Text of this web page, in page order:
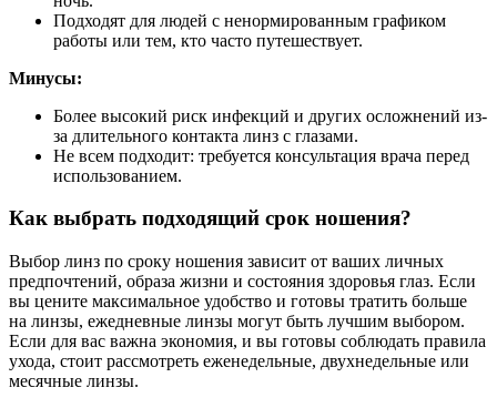
Подходят для людей с ненормированным графиком
работы или тем, кто часто путешествует.
Минусы:
Более высокий риск инфекций и других осложнений из-
за длительного контакта линз с глазами.
Не всем подходит: требуется консультация врача перед
использованием.
Как выбрать подходящий срок ношения?
Выбор линз по сроку ношения зависит от ваших личных
предпочтений, образа жизни и состояния здоровья глаз. Если
вы цените максимальное удобство и готовы тратить больше
на линзы, ежедневные линзы могут быть лучшим выбором.
Если для вас важна экономия, и вы готовы соблюдать правила
ухода, стоит рассмотреть еженедельные, двухнедельные или
месячные линзы.